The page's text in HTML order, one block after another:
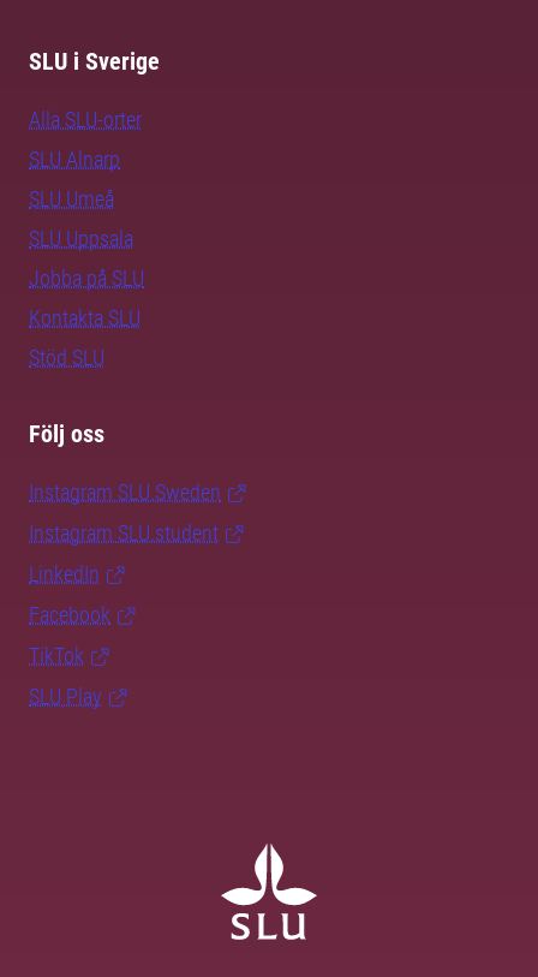
SLU i Sverige
Alla SLU-orter
SLU Alnarp
SLU Umeå
SLU Uppsala
Jobba på SLU
Kontakta SLU
Stöd SLU
Följ oss
Instagram SLU.Sweden
Instagram SLU.student
LinkedIn
Facebook
TikTok
SLU Play